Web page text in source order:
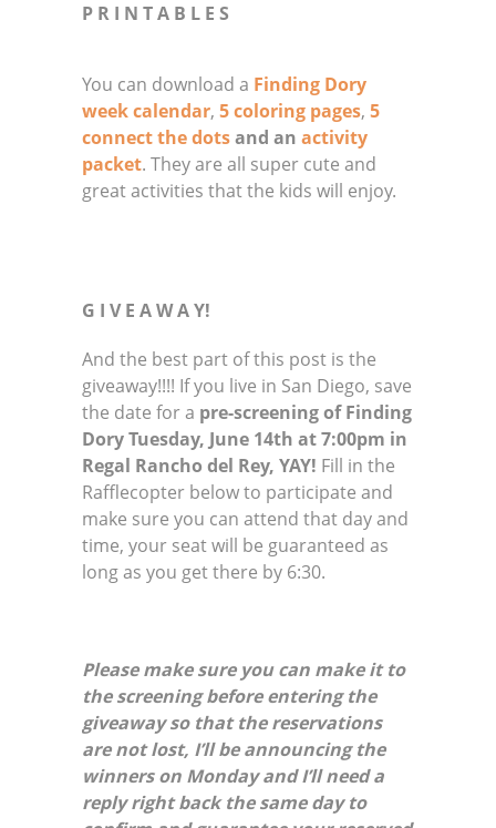
P R I N T A B L E S
You can download a Finding Dory
week calendar, 5 coloring pages, 5
connect the dotsand an activity
packet. They are all super cute and
great activities that the kids will enjoy.
G I V E A W A Y!
And the best part of this post is the
giveaway!!!! If you live in San Diego, save
the date for a pre-screening of Finding
DoryTuesday, June 14th at 7:00pm in
Regal Rancho del Rey, YAY! Fill in the
Rafflecopter below to participate and
make sure you can attend that day and
time, your seat will be guaranteed as
long as you get there by 6:30.
Please make sure you can make it to
the screening before entering the
giveaway so that the reservations
are not lost, I’ll be announcing the
winners on Monday and I’ll need a
reply right back the same day to